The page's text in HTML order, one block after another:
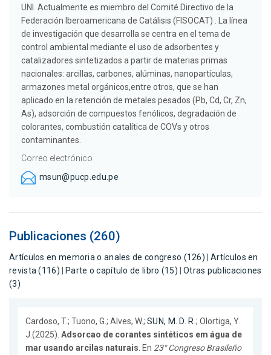
UNI. Actualmente es miembro del Comité Directivo de la
Federación Iberoamericana de Catálisis (FISOCAT) . La línea
de investigación que desarrolla se centra en el tema de
control ambiental mediante el uso de adsorbentes y
catalizadores sintetizados a partir de materias primas
nacionales: arcillas, carbones, alúminas, nanopartículas,
armazones metal orgánicos,entre otros, que se han
aplicado en la retención de metales pesados (Pb, Cd, Cr, Zn,
As), adsorción de compuestos fenólicos, degradación de
colorantes, combustión catalítica de COVs y otros
contaminantes.
Correo electrónico
msun@pucp.edu.pe
Publicaciones (260)
Artículos en memoria o anales de congreso (126) |Artículos en
revista (116)
Parte o capítulo de libro (15)
Otras publicaciones
(3)
Cardoso, T.; Tuono, G.; Alves, W.; SUN, M. D. R. ; Olortiga, Y.
J.(2025). Adsorcao de corantes sintéticos em água de
mar usando arcilas naturais . En 23° Congreso Brasileño